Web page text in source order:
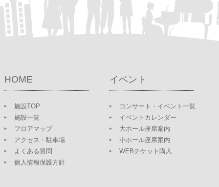
HOME
施設TOP
施設一覧
フロアマップ
アクセス・駐車場
よくある質問
個人情報保護方針
イベント
コンサート・イベント一覧
イベントカレンダー
大ホール座席案内
小ホール座席案内
WEBチケット購入